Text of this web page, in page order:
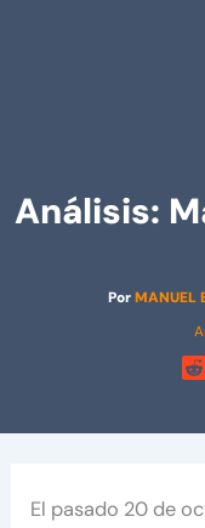
Análisis:
PorMANUEL
El pasado 20 de